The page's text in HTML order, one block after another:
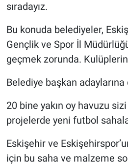
sıradayız.
Bu konuda belediyeler,
Gençlik ve Spor İl
geçmek zorunda.
Belediye başkan
20 bine yakın oy havuzu
projelerde yeni futbol
Eskişehir ve
için bu saha ve malzeme